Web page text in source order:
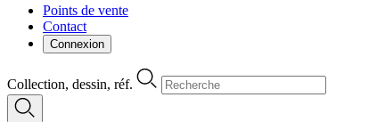
Points de vente
Contact
Connexion
Collection, dessin, réf.